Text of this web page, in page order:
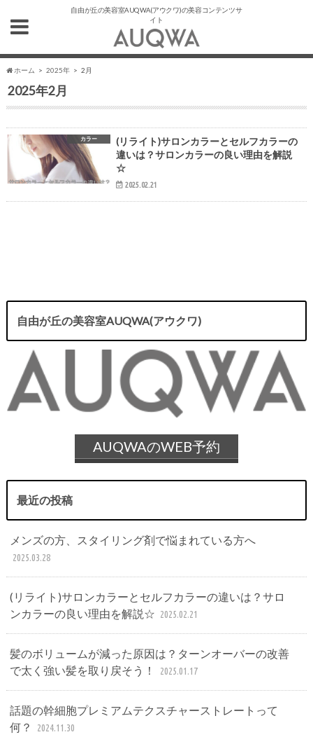
自由が丘の美容室AUQWA(アウクワ)の美容コンテンツサ
イト
ホーム 2025年 2月
2025年2月
カラー
(リライト)サロンカラーとセルフカラーの
違いは？サロンカラーの良い理由を解説
☆
2025.02.21
自由が丘の美容室AUQWA(アウクワ)
AUQWAのWEB予約
最近の投稿
メンズの方、スタイリング剤で悩まれている方へ
2025.03.28
(リライト)サロンカラーとセルフカラーの違いは？サロ
ンカラーの良い理由を解説☆ 2025.02.21
髪のボリュームが減った原因は？ターンオーバーの改善
で太く強い髪を取り戻そう！
2025.01.17
話題の幹細胞プレミアムテクスチャーストレートって
何？
2024.11.30